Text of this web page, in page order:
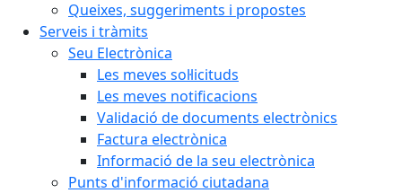
Queixes, suggeriments i propostes
Serveis i tràmits
Seu Electrònica
Les meves sol·licituds
Les meves notificacions
Validació de documents electrònics
Factura electrònica
Informació de la seu electrònica
Punts d'informació ciutadana